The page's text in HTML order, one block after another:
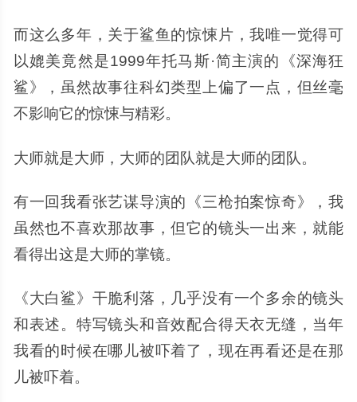
而这么多年，关于鲨鱼的惊悚片，我唯一觉得可
以媲美竟然是1999年托马斯·简主演的《深海狂
鲨》，虽然故事往科幻类型上偏了一点，但丝毫
不影响它的惊悚与精彩。
大师就是大师，大师的团队就是大师的团队。
有一回我看张艺谋导演的《三枪拍案惊奇》，我
虽然也不喜欢那故事，但它的镜头一出来，就能
看得出这是大师的掌镜。
《大白鲨》干脆利落，几乎没有一个多余的镜头
和表述。特写镜头和音效配合得天衣无缝，当年
我看的时候在哪儿被吓着了，现在再看还是在那
儿被吓着。